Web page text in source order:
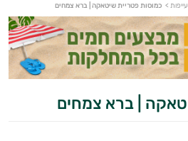
עייפות > כמוסות פטריית שיטאקה | ברא צמחים
| ברא צמחים